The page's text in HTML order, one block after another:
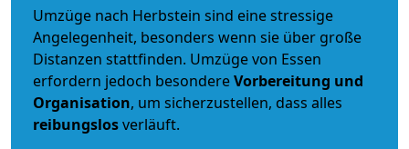
Umzüge nach Herbstein sind eine stressige
Angelegenheit, besonders wenn sie über große
Distanzen stattfinden. Umzüge von Essen
erfordern jedoch besondereVorbereitung und
Organisation, um sicherzustellen, dass alles
reibungslosverläuft.